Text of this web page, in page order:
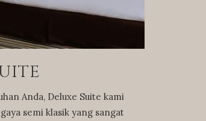
Anda, Deluxe Suite kami
semi klasik yang sangat